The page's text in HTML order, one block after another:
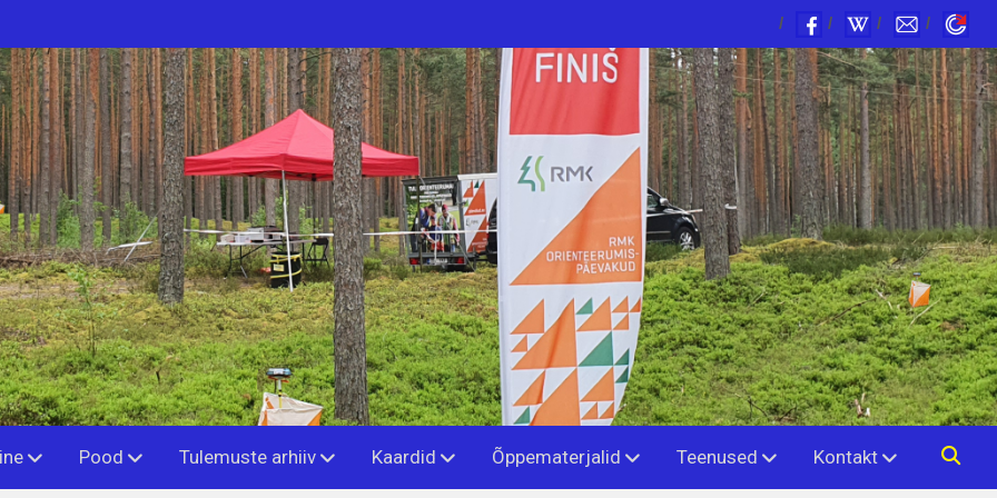
Pood Tulemuste arhiiv Kaardid Õppematerjalid Teenused Kontakt